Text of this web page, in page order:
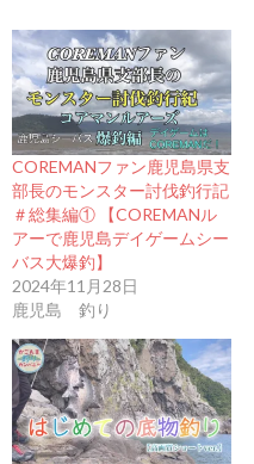
COREMANファン鹿児島県支
部長のモンスター討伐釣行記
＃総集編① 【COREMANル
アーで鹿児島デイゲームシー
バス大爆釣】
2024年11月28日
鹿児島 釣り